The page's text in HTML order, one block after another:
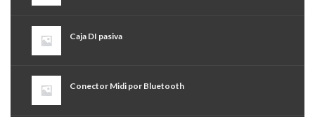
Caja DI pasiva
Conector Midi por Bluetooth